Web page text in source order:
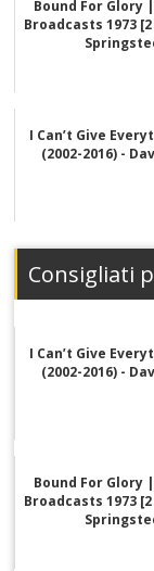
Bound For Glory
Broadcasts 1973
I Can’t Give
(2002-2016) -
Consigliati
I Can’t Give
(2002-2016) -
Bound For Glory
Broadcasts 1973